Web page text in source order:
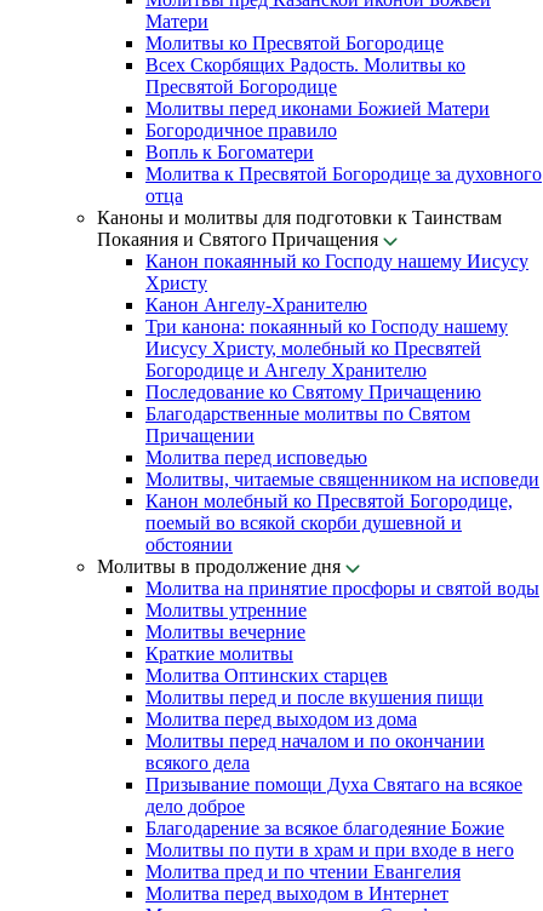
Матери
Молитвы ко Пресвятой Богородице
Всех Скорбящих Радость. Молитвы ко
Пресвятой Богородице
Молитвы перед иконами Божией Матери
Богородичное правило
Вопль к Богоматери
Молитва к Пресвятой Богородице за духовного
отца
Каноны и молитвы для подготовки к Таинствам
Покаяния и Святого Причащения
Канон покаянный ко Господу нашему Иисусу
Христу
Канон Ангелу-Хранителю
Три канона: покаянный ко Господу нашему
Иисусу Христу, молебный ко Пресвятей
Богородице и Ангелу Хранителю
Последование ко Святому Причащению
Благодарственные молитвы по Святом
Причащении
Молитва перед исповедью
Молитвы, читаемые священником на исповеди
Канон молебный ко Пресвятой Богородице,
поемый во всякой скорби душевной и
обстоянии
Молитвы в продолжение дня
Молитва на принятие просфоры и святой воды
Молитвы утренние
Молитвы вечерние
Краткие молитвы
Молитва Оптинских старцев
Молитвы перед и после вкушения пищи
Молитва перед выходом из дома
Молитвы перед началом и по окончании
всякого дела
Призывание помощи Духа Святаго на всякое
дело доброе
Благодарение за всякое благодеяние Божие
Молитвы по пути в храм и при входе в него
Молитва пред и по чтении Евангелия
Молитва перед выходом в Интернет